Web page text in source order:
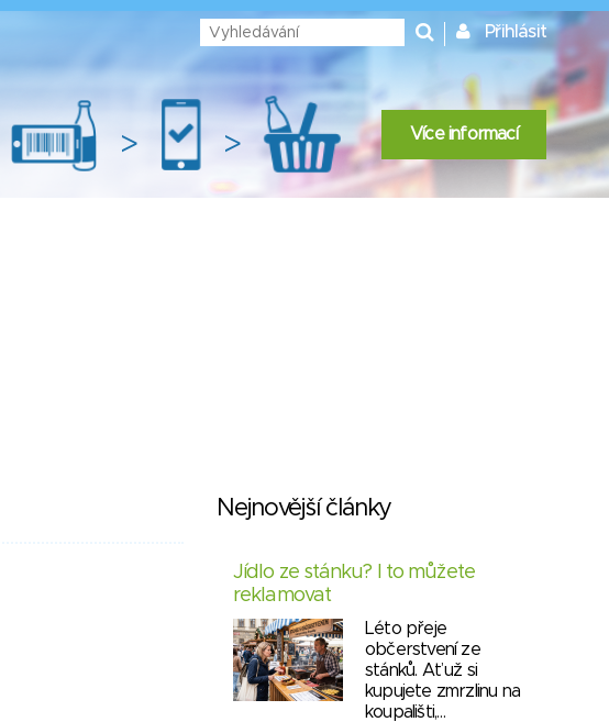
Přihlásit
> > Více informací
Nejnovější články
Jídlo ze stánku? I to můžete
reklamovat
Léto přeje
občerstvení ze
stánků. Ať už si
kupujete zmrzlinu na
koupališti,…